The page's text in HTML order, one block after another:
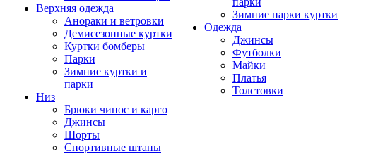
Верхняя одежда
Анораки и ветровки
Демисезонные куртки
Куртки бомберы
Парки
Зимние куртки и
парки
Низ
Брюки чинос и карго
Джинсы
Шорты
Спортивные штаны
Зимние парки куртки
Одежда
Джинсы
Футболки
Майки
Платья
Толстовки